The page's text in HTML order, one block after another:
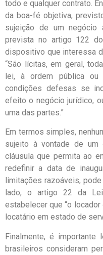
todo e qualquer contrato.
da boa-fé objetiva,
sujeição de um
prevista no artigo 122
dispositivo que interessa
“São lícitas, em geral,
lei, à ordem pública ou
condições defesas se
efeito o negócio jurídico,
uma das partes.”
Em termos simples,
sujeito à vontade de um
cláusula que permita ao
redefinir a data de
limitações razoáveis,
lado, o artigo 22 da
estabelecer que “o
locatário em estado de
Finalmente, é importante
brasileiros consideram